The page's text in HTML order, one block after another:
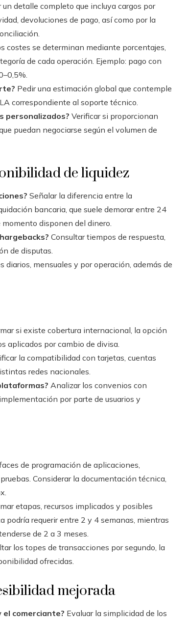
un detalle completo que incluya cargos por
devoluciones de pago, así como por la
costes se determinan mediante porcentajes,
de cada operación. Ejemplo: pago con
Pedir una estimación global que contemple
correspondiente al soporte técnico.
personalizados? Verificar si proporcionan
puedan negociarse según el volumen de
de liquidez
Señalar la diferencia entre la
bancaria, que suele demorar entre 24
disponen del dinero.
Consultar tiempos de respuesta,
de disputas.
diarios, mensuales y por operación, además de
si existe cobertura internacional, la opción
aplicados por cambio de divisa.
la compatibilidad con tarjetas, cuentas
redes nacionales.
Analizar los convenios con
por parte de usuarios y
de programación de aplicaciones,
Considerar la documentación técnica,
etapas, recursos implicados y posibles
podría requerir entre 2 y 4 semanas, mientras
de 2 a 3 meses.
los topes de transacciones por segundo, la
ofrecidas.
mejorada
comerciante? Evaluar la simplicidad de los